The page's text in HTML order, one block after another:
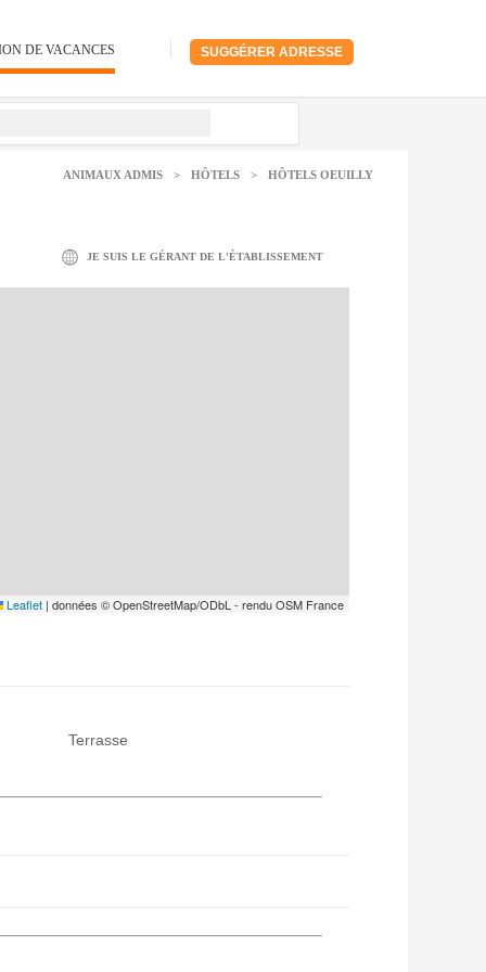
SUGGÉRER ADRESSE
DE VACANCES
ANIMAUX ADMIS > HÔTELS > HÔTELS OEUILLY
JE SUIS LE GÉRANT DE L'ÉTABLISSEMENT
Leaflet | données © OpenStreetMap/ODbL - rendu OSM France
Terrasse